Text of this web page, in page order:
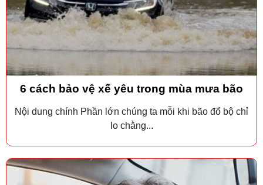
6 cách bảo vệ xế yêu trong mùa mưa bão
Nội dung chính Phần lớn chúng ta mỗi khi bão đổ bộ chỉ
lo chằng...